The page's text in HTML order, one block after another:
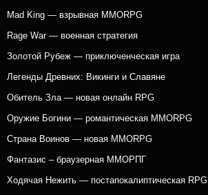
Mad King — взрывная MMORPG
Rage War — военная стратегия
Золотой Рубеж — приключенческая игра
Легенды Древних: Викинги и Славяне
Обитель Зла — новая онлайн RPG
Оружие Богини — романтическая MMORPG
Страна Воинов — новая MMORPG
Фантазис – браузерная ММОРПГ
Ходячая Нежить — постапокалиптическая RPG